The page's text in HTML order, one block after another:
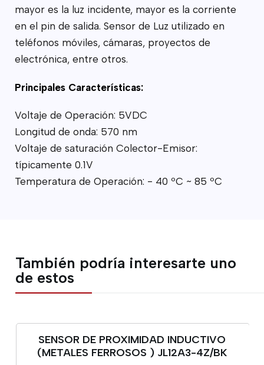
mayor es la luz incidente, mayor es la corriente
en el pin de salida. Sensor de Luz utilizado en
teléfonos móviles, cámaras, proyectos de
electrónica, entre otros.
Principales Características:
Voltaje de Operación: 5VDC
Longitud de onda: 570 nm
Voltaje de saturación Colector-Emisor:
típicamente 0.1V
Temperatura de Operación: - 40 ºC ~ 85 ºC
También podría interesarte uno
de estos
SENSOR DE PROXIMIDAD INDUCTIVO
(METALES FERROSOS ) JL12A3-4Z/BK